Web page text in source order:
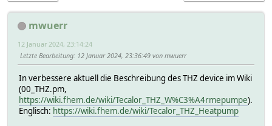
mwuerr
12 Januar 2024, 23:14:24
Letzte Bearbeitung: 12 Januar 2024, 23:36:49 von mwuerr
In verbessere aktuell die Beschreibung des THZ device im Wiki
(00_THZ.pm,
https://wiki.fhem.de/wiki/Tecalor_THZ_W%C3%A4rmepumpe).
Englisch: https://wiki.fhem.de/wiki/Tecalor_THZ_Heatpump